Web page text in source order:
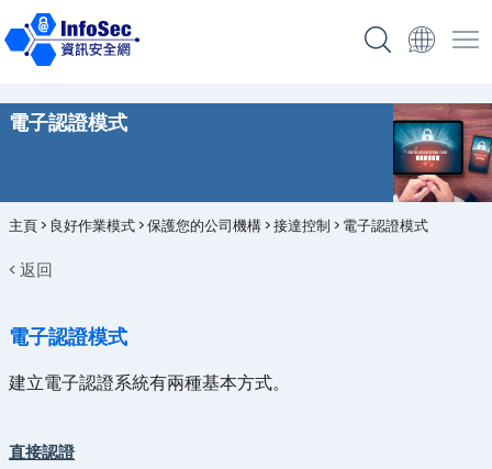
電子認證模式
主頁> 良好作業模式>保護您的公司機構>接達控制 > 電子認證模式
< 返回
電子認證模式
建立電子認證系統有兩種基本方式。
直接認證